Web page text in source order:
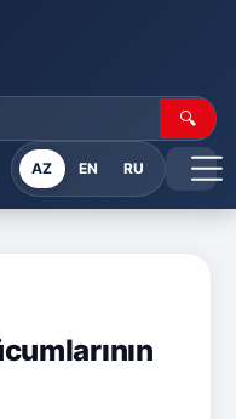
🔍
AZ EN RU